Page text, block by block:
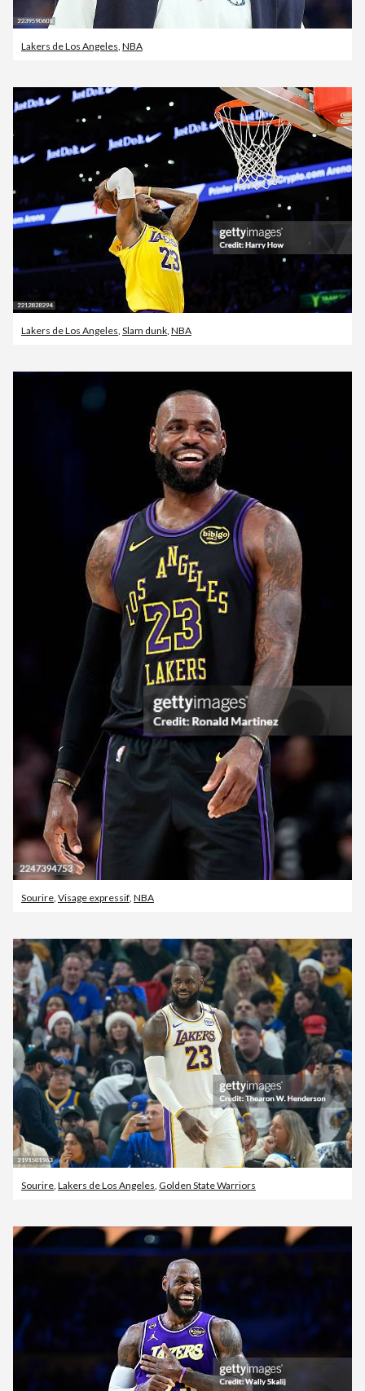
Lakers de Los Angeles NBA
Lakers de Los Angeles Slam dunk NBA
Sourire Visage expressif NBA
Sourire Lakers de Los Angeles Golden State Warriors